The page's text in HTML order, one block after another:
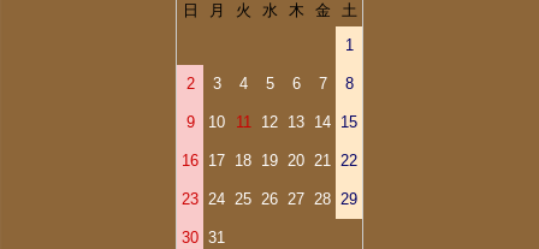
日 月 火 水 木 金
土
1
2 3 4 5 6 7 8
9 10 11 12 13 14 15
16 17 18 19 20 21 22
23 24 25 26 27 28 29
30 31